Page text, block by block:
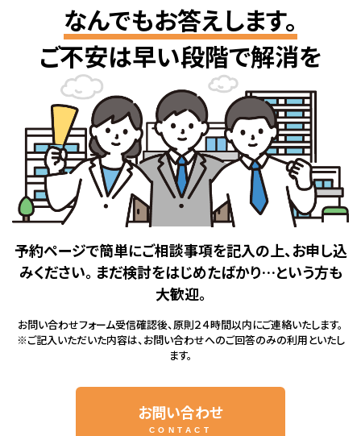
なんでもお答えします。
ご不安は早い段階で解消を
予約ページで簡単にご相談事項を記入の上、お申し込
みください。 まだ検討をはじめたばかり…という方も
大歓迎。
お問い合わせフォーム受信確認後、原則２４時間以内にご連絡いたします。
※ご記入いただいた内容は、お問い合わせへのご回答のみの利用といたし
ます。
お問い合わせ
CONTACT